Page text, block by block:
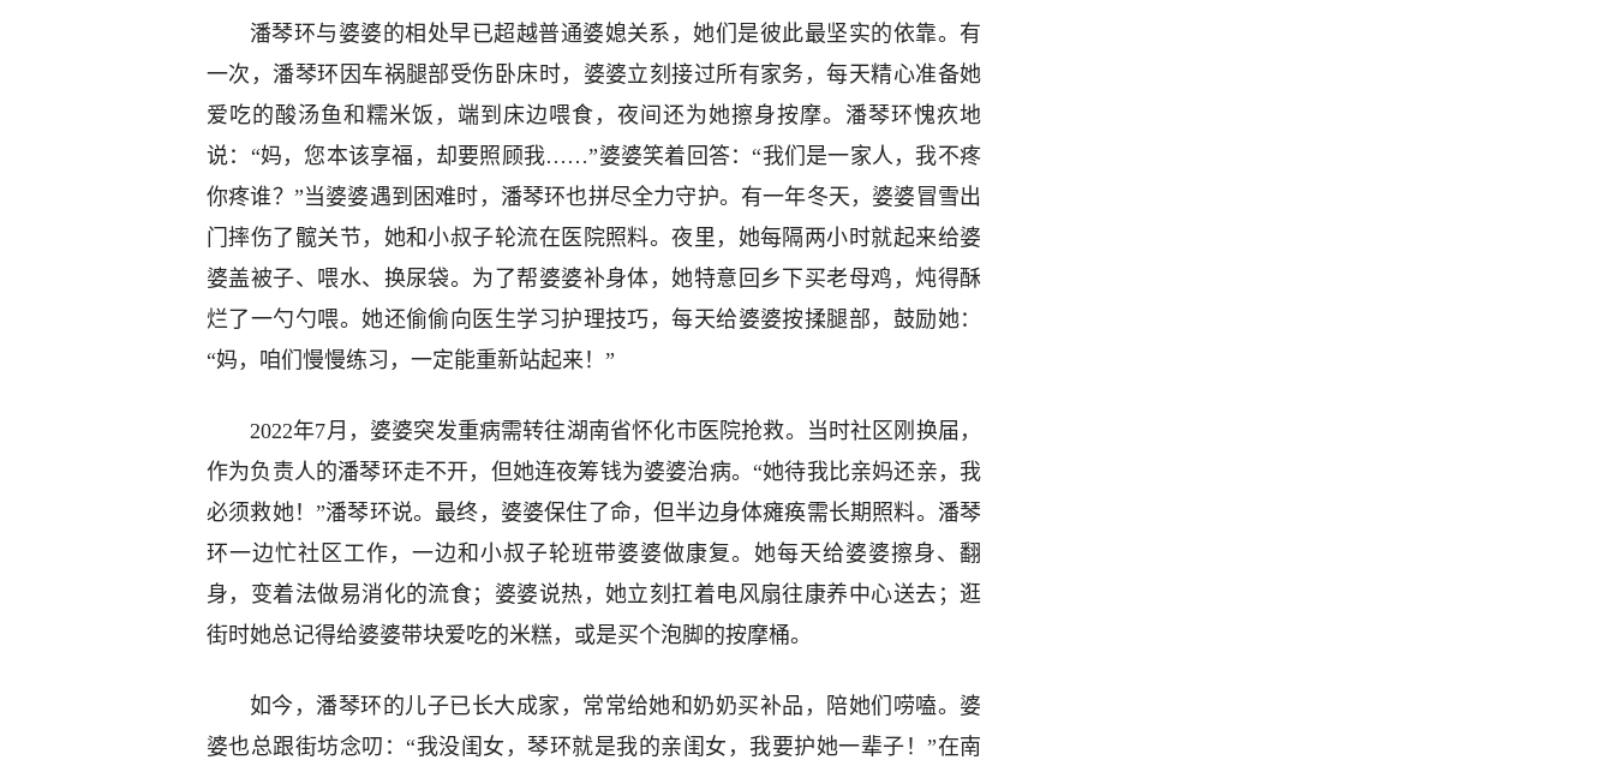
潘琴环与婆婆的相处早已超越普通婆媳关系，她们是彼此最坚实的依靠。有
一次，潘琴环因车祸腿部受伤卧床时，婆婆立刻接过所有家务，每天精心准备她
爱吃的酸汤鱼和糯米饭，端到床边喂食，夜间还为她擦身按摩。潘琴环愧疚地
说：“妈，您本该享福，却要照顾我……”婆婆笑着回答：“我们是一家人，我不疼
你疼谁？”当婆婆遇到困难时，潘琴环也拼尽全力守护。有一年冬天，婆婆冒雪出
门摔伤了髋关节，她和小叔子轮流在医院照料。夜里，她每隔两小时就起来给婆
婆盖被子、喂水、换尿袋。为了帮婆婆补身体，她特意回乡下买老母鸡，炖得酥
烂了一勺勺喂。她还偷偷向医生学习护理技巧，每天给婆婆按揉腿部，鼓励她：
“妈，咱们慢慢练习，一定能重新站起来！”
2022年7月，婆婆突发重病需转往湖南省怀化市医院抢救。当时社区刚换届，
作为负责人的潘琴环走不开，但她连夜筹钱为婆婆治病。“她待我比亲妈还亲，我
必须救她！”潘琴环说。最终，婆婆保住了命，但半边身体瘫痪需长期照料。潘琴
环一边忙社区工作，一边和小叔子轮班带婆婆做康复。她每天给婆婆擦身、翻
身，变着法做易消化的流食；婆婆说热，她立刻扛着电风扇往康养中心送去；逛
街时她总记得给婆婆带块爱吃的米糕，或是买个泡脚的按摩桶。
如今，潘琴环的儿子已长大成家，常常给她和奶奶买补品，陪她们唠嗑。婆
婆也总跟街坊念叨：“我没闺女，琴环就是我的亲闺女，我要护她一辈子！”在南